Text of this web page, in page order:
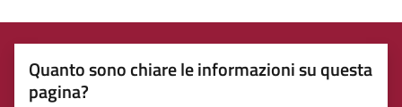
Quanto sono chiare le informazioni su questa
pagina?